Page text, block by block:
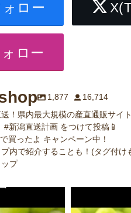
ロー
ロー
1,877
16,714
！県内最大規模の産直通販サイ
新潟直送計画 をつけて投稿📱
買ったよ キャンペーン中！
内で紹介することも！(タグ付け
プ